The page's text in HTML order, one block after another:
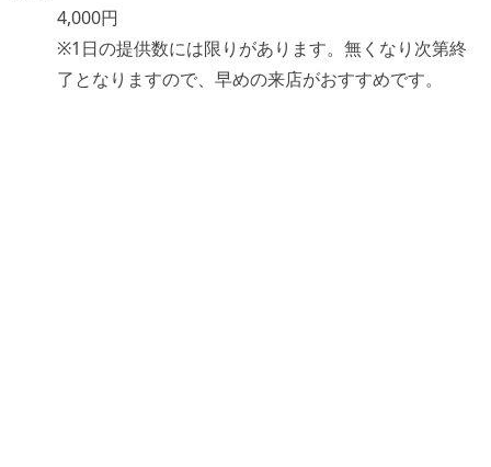
4,000円
※1日の提供数には限りがあります。無くなり次第終
了となりますので、早めの来店がおすすめです。